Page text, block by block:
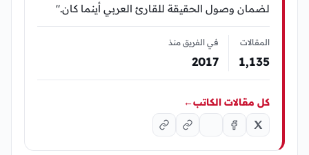
لضمان وصول الحقيقة للقارئ العربي أينما كان."
المقالات
1٬135
في الفريق منذ
2017
كل مقالات الكاتب←